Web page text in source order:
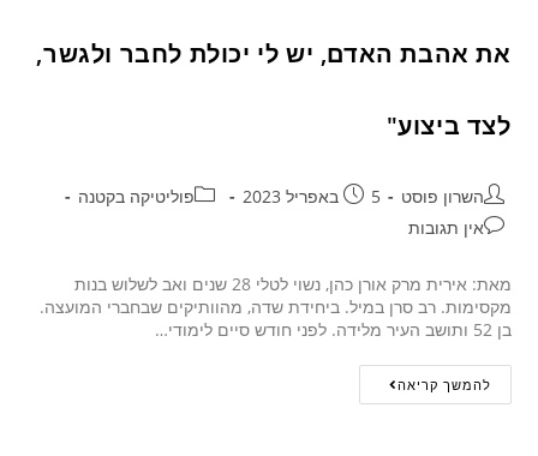
את אהבת האדם, יש לי יכולת לחבר ולגשר,
לצד ביצוע"
השרון פוסט 5 באפריל 2023
פוליטיקה בקטנה
אין תגובות
מאת: אירית מרק אורן כהן, נשוי לטלי 28 שנים ואב לשלוש בנות
מקסימות. רב סרן במיל. ביחידת שדה, מהוותיקים שבחברי המועצה.
בן 52 ותושב העיר מלידה. לפני חודש סיים לימודי…
להמשך קריאה